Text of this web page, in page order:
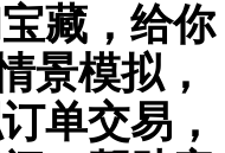
藏，给你
景模拟，
单交易，